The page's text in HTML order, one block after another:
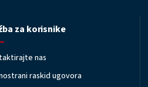
za korisnike
nas
raskid ugovora